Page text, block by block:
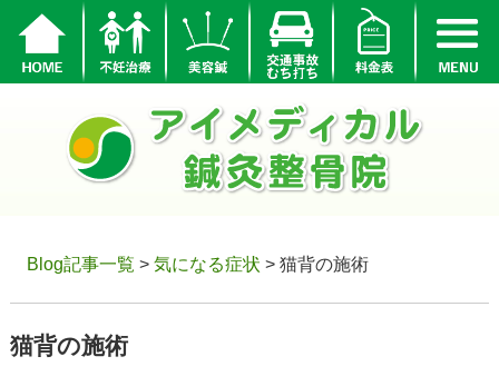
Blog記事一覧 > 気になる症状 > 猫背の施術
猫背の施術